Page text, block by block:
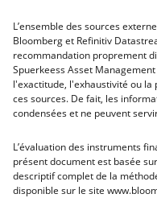
L’ensemble des sources
Bloomberg et Refinitiv
recommandation proprement
Spuerkeess Asset
l'exactitude, l'exhaustivité ou
ces sources. De fait, les
condensées et ne peuvent
L’évaluation des instruments
présent document est basée
descriptif complet de la
disponible sur le site